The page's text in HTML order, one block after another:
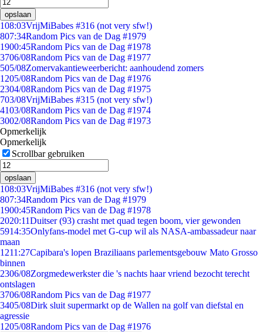
opslaan
108:03VrijMiBabes #316 (not very sfw!)
807:34Random Pics van de Dag #1979
1900:45Random Pics van de Dag #1978
3706/08Random Pics van de Dag #1977
505/08Zomervakantieweerbericht: aanhoudend zomers
1205/08Random Pics van de Dag #1976
2304/08Random Pics van de Dag #1975
703/08VrijMiBabes #315 (not very sfw!)
4103/08Random Pics van de Dag #1974
3002/08Random Pics van de Dag #1973
Opmerkelijk
Opmerkelijk
Scrollbar gebruiken
opslaan
108:03VrijMiBabes #316 (not very sfw!)
807:34Random Pics van de Dag #1979
1900:45Random Pics van de Dag #1978
2020:11Duitser (93) crasht met quad tegen boom, vier gewonden
5914:35Onlyfans-model met G-cup wil als NASA-ambassadeur naar
maan
1211:27Capibara's lopen Braziliaans parlementsgebouw Mato Grosso
binnen
2306/08Zorgmedewerkster die 's nachts haar vriend bezocht terecht
ontslagen
3706/08Random Pics van de Dag #1977
3405/08Dirk sluit supermarkt op de Wallen na golf van diefstal en
agressie
1205/08Random Pics van de Dag #1976